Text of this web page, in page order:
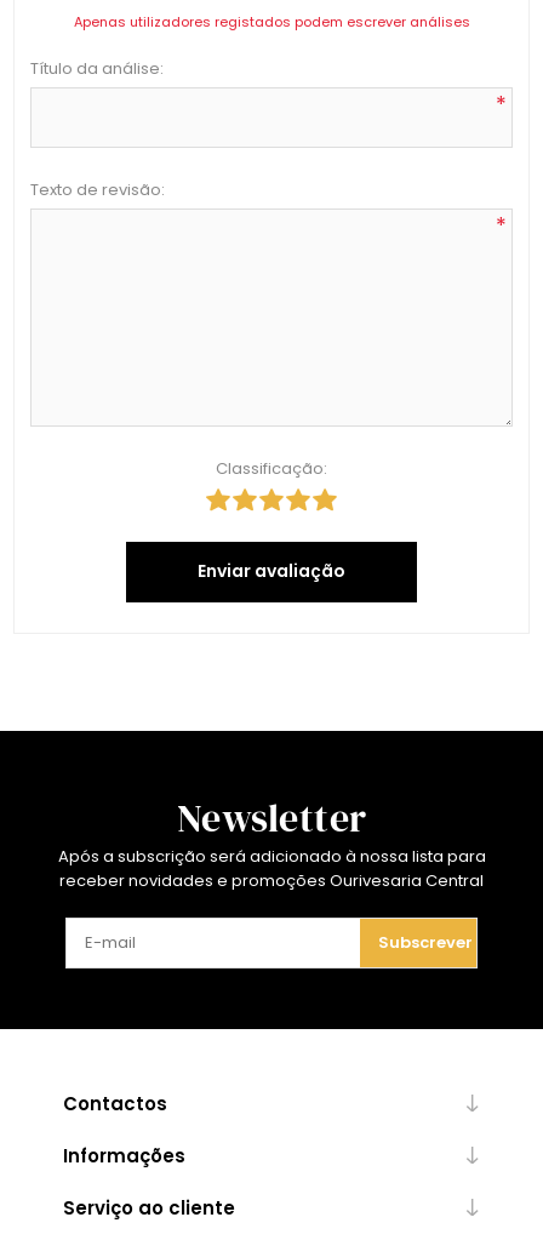
Apenas utilizadores registados podem escrever análises
Título da análise:
*
Texto de revisão:
*
Classificação:
Enviar avaliação
Newsletter
Após a subscrição será adicionado à nossa lista para
receber novidades e promoções Ourivesaria Central
Subscrever
Contactos
Informações
Serviço ao cliente